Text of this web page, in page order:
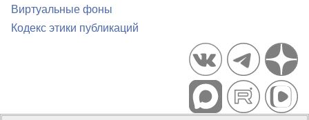
Виртуальные фоны
Кодекс этики публикаций